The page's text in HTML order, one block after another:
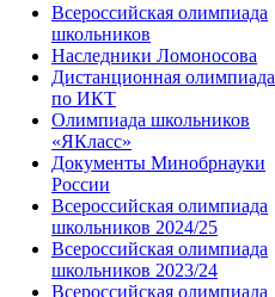
Всероссийская олимпиада
школьников
Наследники Ломоносова
Дистанционная олимпиада
по ИКТ
Олимпиада школьников
«ЯКласс»
Документы Минобрнауки
России
Всероссийская олимпиада
школьников 2024/25
Всероссийская олимпиада
школьников 2023/24
Всероссийская олимпиада